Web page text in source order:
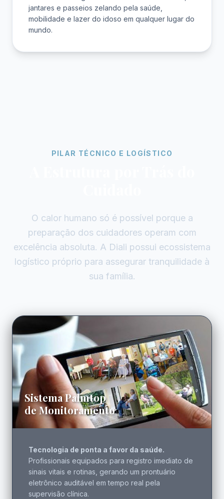
jantares e passeios zelando pela saúde,
mobilidade e lazer do idoso em qualquer lugar do
mundo.
PILAR TÉCNICO E LOGÍSTICO
O calor humano só é possível porque a
preparação dos cuidadores operam com
excelência absoluta. A Diali possui ecossistema
logístico próprio para assegurar tranquilidade à
sua família.
Sistema Palmtop
de Monitoramento
Tecnologia de ponta a favor da saúde.
Profissionais equipados para registro imediato de
sinais vitais e rotinas, gerando um prontuário
eletrônico auditável em tempo real pela
supervisão clínica.